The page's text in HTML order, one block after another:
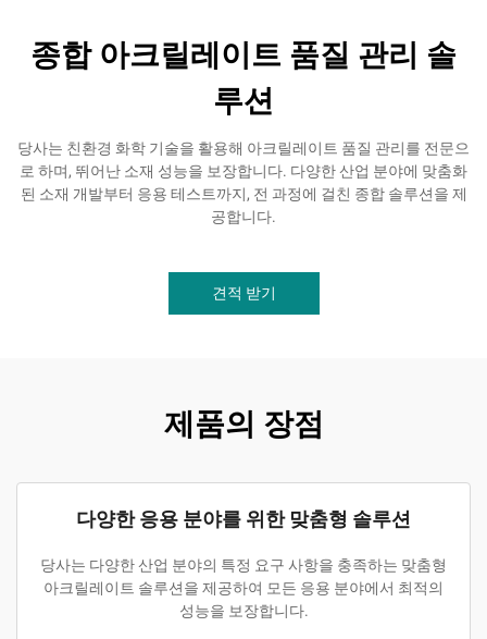
종합 아크릴레이트 품질 관리 솔
루션
당사는 친환경 화학 기술을 활용해 아크릴레이트 품질 관리를 전문으
로 하며, 뛰어난 소재 성능을 보장합니다. 다양한 산업 분야에 맞춤화
된 소재 개발부터 응용 테스트까지, 전 과정에 걸친 종합 솔루션을 제
공합니다.
견적 받기
제품의 장점
다양한 응용 분야를 위한 맞춤형 솔루션
당사는 다양한 산업 분야의 특정 요구 사항을 충족하는 맞춤형
아크릴레이트 솔루션을 제공하여 모든 응용 분야에서 최적의
성능을 보장합니다.